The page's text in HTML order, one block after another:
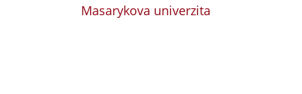
Masarykova univerzita